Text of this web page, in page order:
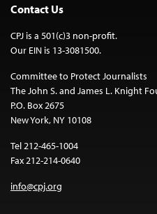
Contact Us
CPJ is a 501(c)3 non-profit.
Our EIN is 13-3081500.
Committee to Protect Journalists
The John S. and James L. Knight
P.O. Box 2675
New York, NY 10108
Tel 212-465-1004
Fax 212-214-0640
info@cpj.org